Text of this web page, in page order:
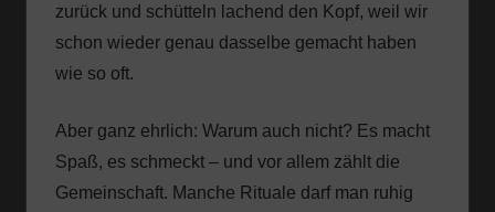
zurück und schütteln lachend den Kopf, weil wir
schon wieder genau dasselbe gemacht haben
wie so oft.
Aber ganz ehrlich: Warum auch nicht? Es macht
Spaß, es schmeckt – und vor allem zählt die
Gemeinschaft. Manche Rituale darf man ruhig